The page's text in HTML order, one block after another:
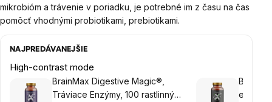
mikrobióm a trávenie v poriadku, je potrebné im z času na čas
pomôcť vhodnými probiotikami, prebiotikami.
NAJPREDÁVANEJŠIE
High-contrast mode
BrainMax Digestive Magic®,
Tráviace Enzýmy, 100 rastlinných